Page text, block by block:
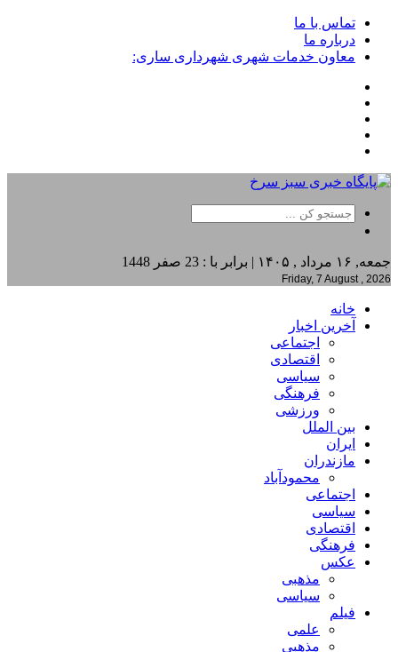
تماس با ما
درباره ما
معاون خدمات شهری شهرداری ساری:
جمعه, ۱۶ مرداد , ۱۴۰۵ | برابر با : 23 صفر 1448
Friday, 7 August , 2026
خانه
آخرین اخبار
اجتماعی
اقتصادی
سیاسی
فرهنگی
ورزشی
بین الملل
ایران
مازندران
محمودآباد
اجتماعی
سیاسی
اقتصادی
فرهنگی
عکس
مذهبی
سیاسی
فیلم
علمی
مذهبی